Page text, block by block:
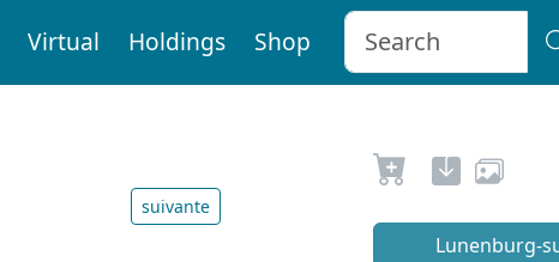
Virtual Holdings Shop
suivante
Lunenburg-